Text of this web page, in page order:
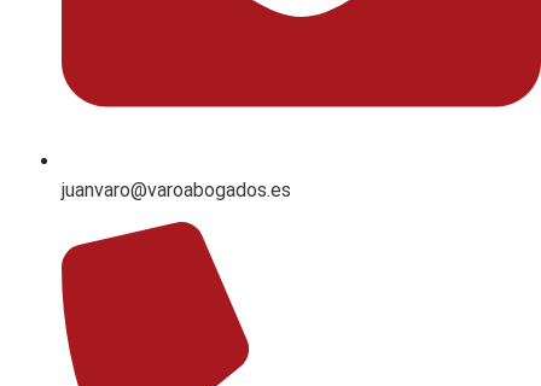
juanvaro@varoabogados.es